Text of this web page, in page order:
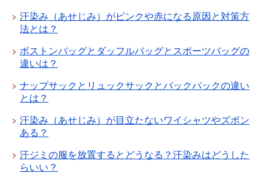
汗染み（あせじみ）がピンクや赤になる原因と対策方
法とは？
ボストンバッグとダッフルバッグとスポーツバッグの
違いは？
ナップサックとリュックサックとバックパックの違い
とは？
汗染み（あせじみ）が目立たないワイシャツやズボン
ある？
汗ジミの服を放置するとどうなる？汗染みはどうした
らいい？